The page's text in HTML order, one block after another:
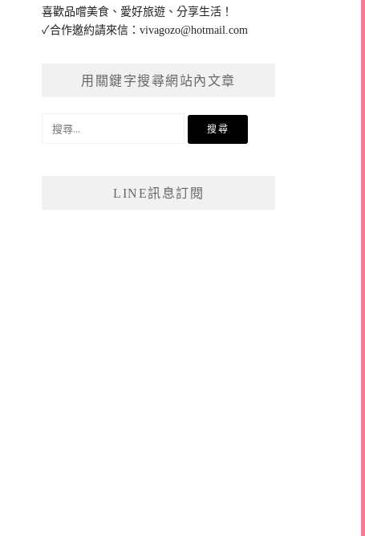
喜歡品嚐美食、愛好旅遊、分享生活！
✓合作邀約請來信：vivagozo@hotmail.com
用關鍵字搜尋網站內文章
LINE訊息訂閱